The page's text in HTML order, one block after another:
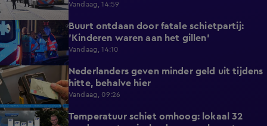
Vandaag, 14:59
0:59
Buurt ontdaan door fatale schietpartij:
'Kinderen waren aan het gillen'
Vandaag, 14:10
0:58
Nederlanders geven minder geld uit tijdens
hitte, behalve hier
Vandaag, 09:26
1:03
Temperatuur schiet omhoog: lokaal 32